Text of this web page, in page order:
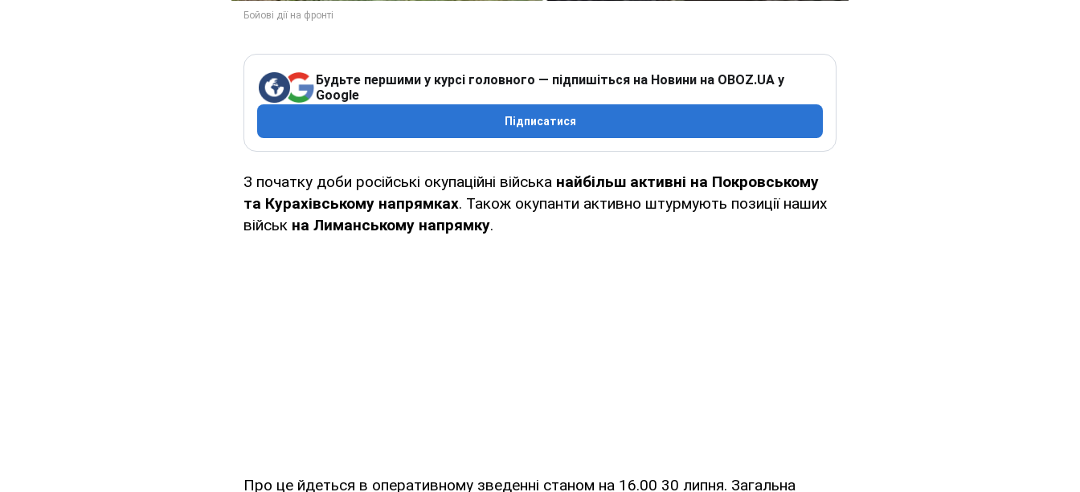
Будьте першими у курсі головного — підпишіться на Новини на OBOZ.UA у
Google
Підписатися
З початку доби російські окупаційні війська найбільш активні на Покровському
та Курахівському напрямках. Також окупанти активно штурмують позиції наших
військ на Лиманському напрямку.
Про це йдеться в оперативному зведенні станом на 16.00 30 липня. Загальна